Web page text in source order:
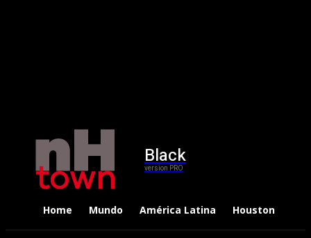
Black
version PRO
Home Mundo América Latina Houston